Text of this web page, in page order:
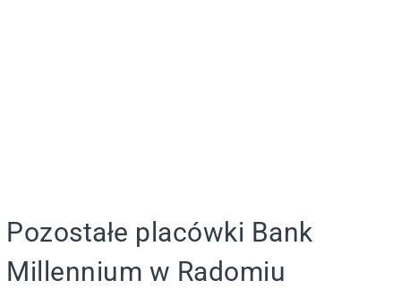
Pozostałe placówki Bank
Millennium w Radomiu